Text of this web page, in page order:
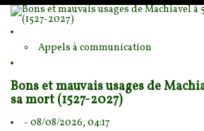
Appels à communication
Bons et mauvais usages de
sa mort (1527-2027)
- 08/08/2026, 04:17